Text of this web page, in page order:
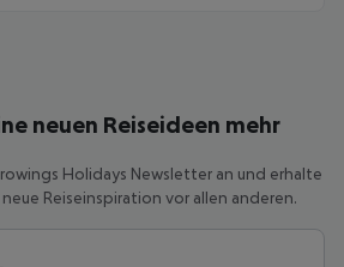
neuen Reiseideen mehr
Holidays Newsletter an und erhalte
Reiseinspiration vor allen anderen.